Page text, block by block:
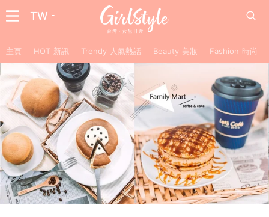
TW
主頁 HOT 新訊 Trendy 人氣熱話 Beauty 美妝 Fashion 時尚